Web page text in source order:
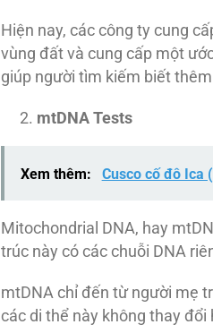
Hiện nay, các công ty cung
vùng đất và cung cấp một
giúp người tìm kiếm biết
mtDNA Tests
Xem thêm: Cusco cố đô Ica
Mitochondrial DNA, hay
trúc này có các chuỗi DNA
mtDNA chỉ đến từ người mẹ
các di thể này không thay